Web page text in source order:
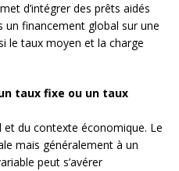
d’intégrer des prêts aidés
financement global sur une
le taux moyen et la charge
taux fixe ou un taux
du contexte économique. Le
mais généralement à un
peut s’avérer